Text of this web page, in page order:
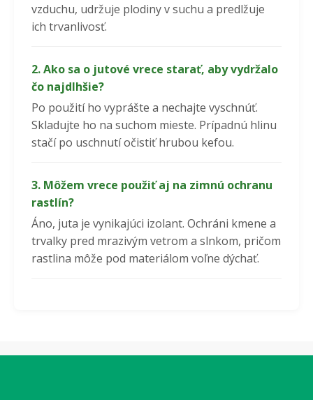
vzduchu, udržuje plodiny v suchu a predlžuje
ich trvanlivosť.
2. Ako sa o jutové vrece starať, aby vydržalo
čo najdlhšie?
Po použití ho vyprášte a nechajte vyschnúť.
Skladujte ho na suchom mieste. Prípadnú hlinu
stačí po uschnutí očistiť hrubou kefou.
3. Môžem vrece použiť aj na zimnú ochranu
rastlín?
Áno, juta je vynikajúci izolant. Ochráni kmene a
trvalky pred mrazivým vetrom a slnkom, pričom
rastlina môže pod materiálom voľne dýchať.